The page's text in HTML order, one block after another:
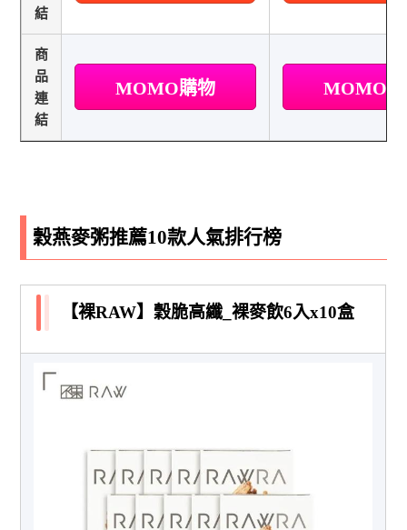
結
商
品
連
結
MOMO購物 MOMO
穀燕麥粥推薦10款人氣排行榜
【裸RAW】穀脆高纖_裸麥飲6入x10盒